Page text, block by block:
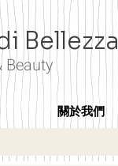
Bellezza
Beauty
關於我們